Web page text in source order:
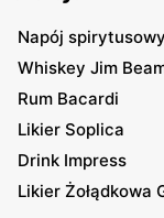
Napój spirytusowy
Whiskey Jim
Rum Bacardi
Likier Soplica
Drink Impress
Likier Żołądkowa